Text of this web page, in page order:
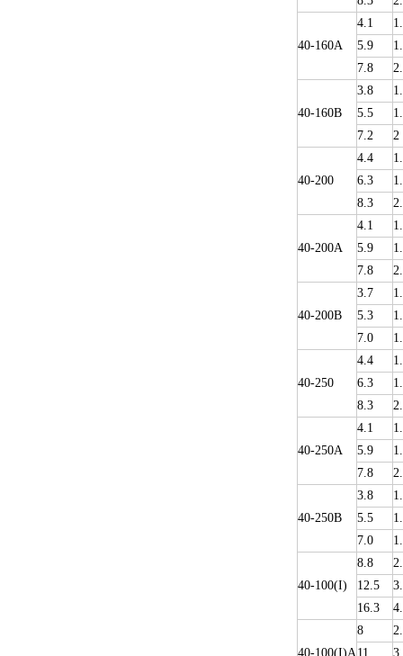
40-160A
4.1
5.9
7.8
40-160B
3.8
5.5
7.2
2
40-200
4.4
6.3
8.3
40-200A
4.1
5.9
7.8
40-200B
3.7
5.3
7.0
40-250
4.4
6.3
8.3
40-250A
4.1
5.9
7.8
40-250B
3.8
5.5
7.0
40-100(I)
8.8
12.5
16.3
40-100(I)A
8
11